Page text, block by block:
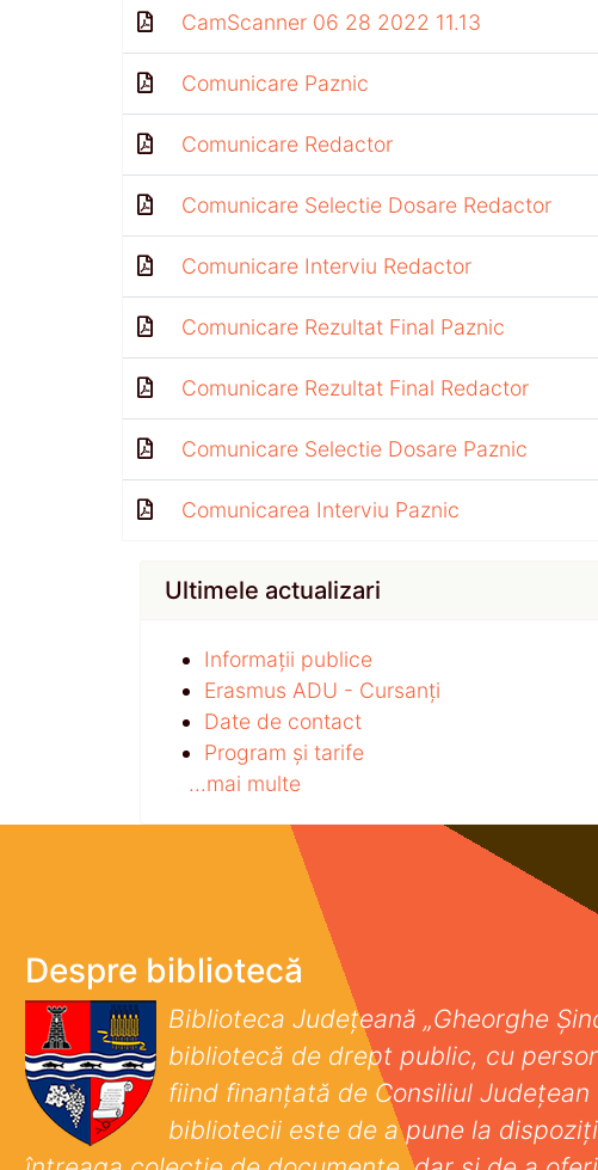
CamScanner 06 28 2022 11.13
Comunicare Paznic
Comunicare Redactor
Comunicare Selectie Dosare Redactor
Comunicare Interviu Redactor
Comunicare Rezultat Final Paznic
Comunicare Rezultat Final Redactor
Comunicare Selectie Dosare Paznic
Comunicarea Interviu Paznic
Ultimele actualizari
Informații publice
Erasmus ADU - Cursanți
Date de contact
Program și tarife
...mai multe
Despre bibliotecă
Biblioteca Județeană „Gheorghe
bibliotecă de drept public, cu
fiind finanţată de Consiliul Judeţean
bibliotecii este de a pune la